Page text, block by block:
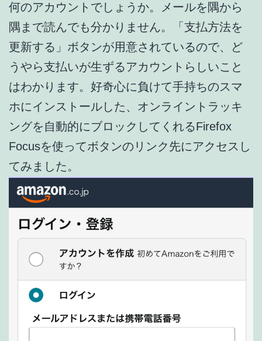
何のアカウントでしょうか。メールを隅から
隅まで読んでも分かりません。「支払方法を
更新する」ボタンが用意されているので、ど
うやら支払いが生ずるアカウントらしいこと
はわかります。好奇心に負けて手持ちのスマ
ホにインストールした、オンライントラッキ
ングを自動的にブロックしてくれるFirefox
Focusを使ってボタンのリンク先にアクセスし
てみました。